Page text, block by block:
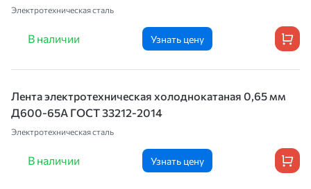
Электротехническая сталь
В наличии Узнать цену
Лента электротехническая холоднокатаная 0,65 мм
Д600-65А ГОСТ 33212-2014
Электротехническая сталь
В наличии Узнать цену